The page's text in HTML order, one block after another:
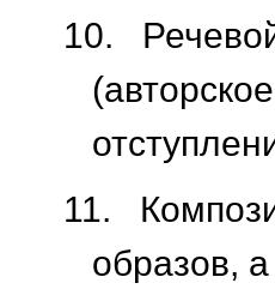
10.
11.
образов,